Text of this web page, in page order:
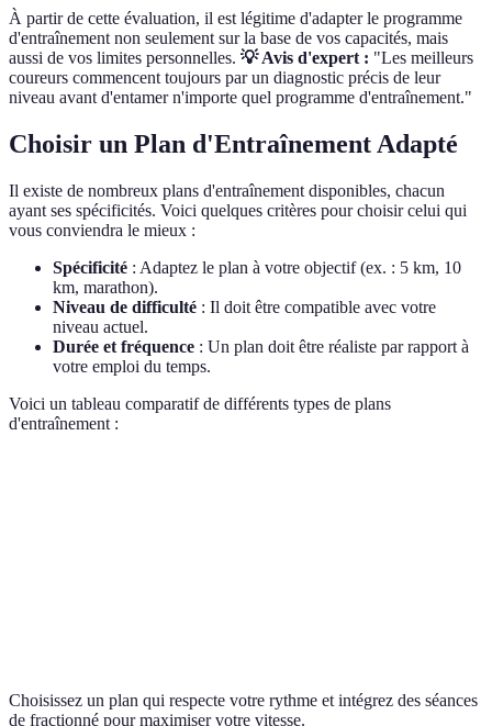
À partir de cette évaluation, il est légitime d'adapter le programme
d'entraînement non seulement sur la base de vos capacités, mais
aussi de vos limites personnelles. 💡 Avis d'expert : "Les meilleurs
coureurs commencent toujours par un diagnostic précis de leur
niveau avant d'entamer n'importe quel programme d'entraînement."
Choisir un Plan d'Entraînement Adapté
Il existe de nombreux plans d'entraînement disponibles, chacun
ayant ses spécificités. Voici quelques critères pour choisir celui qui
vous conviendra le mieux :
Spécificité : Adaptez le plan à votre objectif (ex. : 5 km, 10
km, marathon).
Niveau de difficulté : Il doit être compatible avec votre
niveau actuel.
Durée et fréquence : Un plan doit être réaliste par rapport à
votre emploi du temps.
Voici un tableau comparatif de différents types de plans
d'entraînement :
Choisissez un plan qui respecte votre rythme et intégrez des séances
de fractionné pour maximiser votre vitesse.